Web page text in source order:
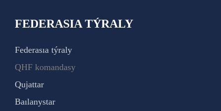
FEDERASIA TÝRALY
Federasıa týraly
QHF komandasy
Qujattar
Baılanystar